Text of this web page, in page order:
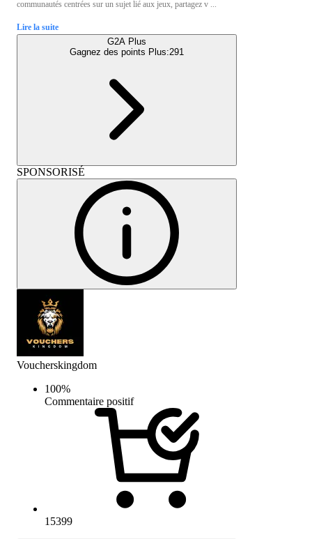
communautés centrées sur un sujet lié aux jeux, partagez v ...
Lire la suite
G2A Plus
Gagnez des points Plus:291
SPONSORISÉ
Voucherskingdom
100%
Commentaire positif
15399